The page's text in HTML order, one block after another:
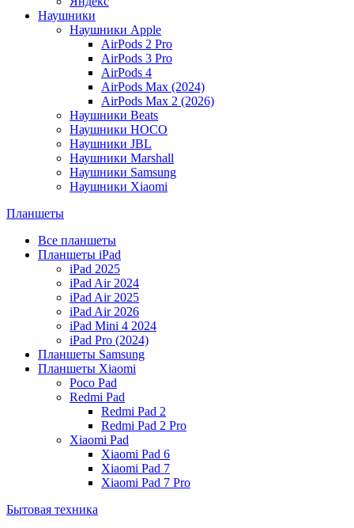
Наушники
Наушники Apple
AirPods 2 Pro
AirPods 3 Pro
AirPods 4
AirPods Max (2024)
AirPods Max 2 (2026)
Наушники Beats
Наушники HOCO
Наушники JBL
Наушники Marshall
Наушники Samsung
Наушники Xiaomi
Планшеты
Все планшеты
Планшеты iPad
iPad 2025
iPad Air 2024
iPad Air 2025
iPad Air 2026
iPad Mini 4 2024
iPad Pro (2024)
Планшеты Samsung
Планшеты Xiaomi
Poco Pad
Redmi Pad
Redmi Pad 2
Redmi Pad 2 Pro
Xiaomi Pad
Xiaomi Pad 6
Xiaomi Pad 7
Xiaomi Pad 7 Pro
Бытовая техника